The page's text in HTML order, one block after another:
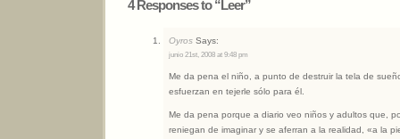
4 Responses to “Leer”
Oyros Says:
junio 21st, 2008 at 9:48 pm
Me da pena el niño, a punto de destruir la tela de
esfuerzan en tejerle sólo para él.
Me da pena porque a diario veo niños y adultos que,
reniegan de imaginar y se aferran a la realidad, «a la